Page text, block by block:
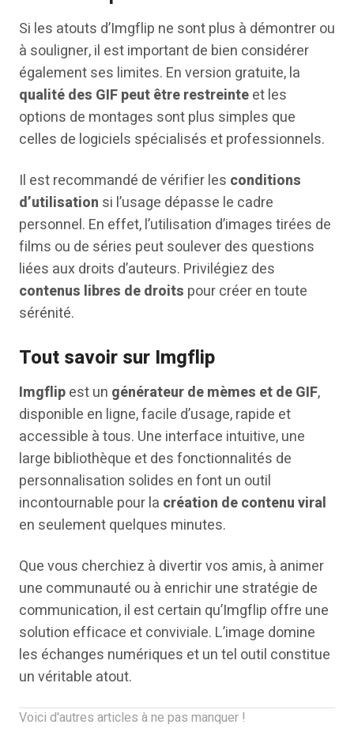
Si les atouts d’Imgflip ne sont plus à démontrer ou
à souligner, il est important de bien considérer
également ses limites. En version gratuite, la
qualité des GIF peut être restreinteet les
options de montages sont plus simples que
celles de logiciels spécialisés et professionnels.
Il est recommandé de vérifier les conditions
d’utilisation si l’usage dépasse le cadre
personnel. En effet, l’utilisation d’images tirées de
films ou de séries peut soulever des questions
liées aux droits d’auteurs. Privilégiez des
contenus libres de droits pour créer en toute
sérénité.
Tout savoir sur Imgflip
Imgflipest un générateur de mèmes et de GIF,
disponible en ligne, facile d’usage, rapide et
accessible à tous. Une interface intuitive, une
large bibliothèque et des fonctionnalités de
personnalisation solides en font un outil
incontournable pour la création de contenu viral
en seulement quelques minutes.
Que vous cherchiez à divertir vos amis, à animer
une communauté ou à enrichir une stratégie de
communication, il est certain qu’Imgflip offre une
solution efficace et conviviale. L’image domine
les échanges numériques et un tel outil constitue
un véritable atout.
Voici d'autres articles à ne pas manquer !